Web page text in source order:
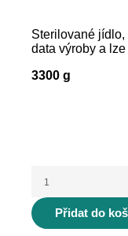
Sterilované jídlo,
data výroby a
3300 g
kuličky
v
čedarové
omáčce
Přidat do